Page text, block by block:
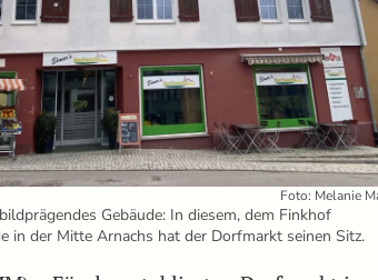
Foto: Melanie
Gebäude: In diesem, dem Finkhof
in der Mitte Arnachs hat der Dorfmarkt seinen Sitz.